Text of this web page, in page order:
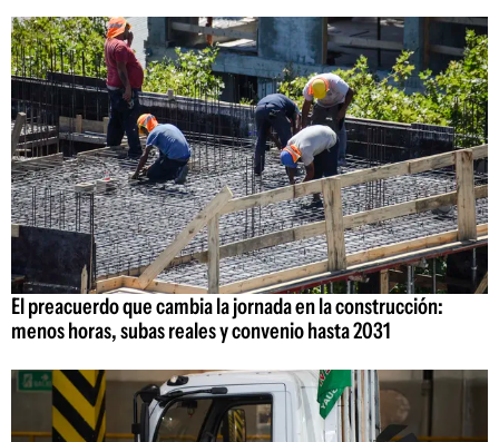
El preacuerdo que cambia la jornada en la construcción:
menos horas, subas reales y convenio hasta 2031